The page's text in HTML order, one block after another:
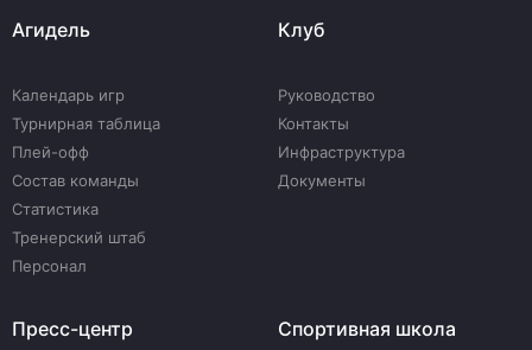
Агидель
Календарь игр
Турнирная таблица
Плей-офф
Состав команды
Статистика
Тренерский штаб
Персонал
Клуб
Руководство
Контакты
Инфраструктура
Документы
Пресс-центр Спортивная школа